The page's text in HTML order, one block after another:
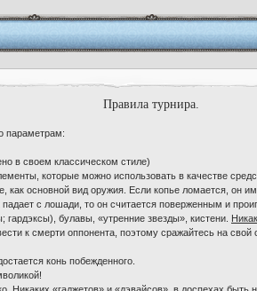
Правила турнира.
параметрам:
в своем классическом стиле)
которые можно использовать в качестве
как основной вид оружия. Если копье ломается, он
с лошади, то он считается поверженным и
булавы, «утренние звезды», кистени.
к смерти оппонента, поэтому сражайтесь на
конь побежденного.
Никаких «гаджетов» и «дэвайсов», в доспехах